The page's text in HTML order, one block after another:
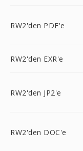
RW2'den PDF'e
RW2'den EXR'e
RW2'den JP2'e
RW2'den DOC'e